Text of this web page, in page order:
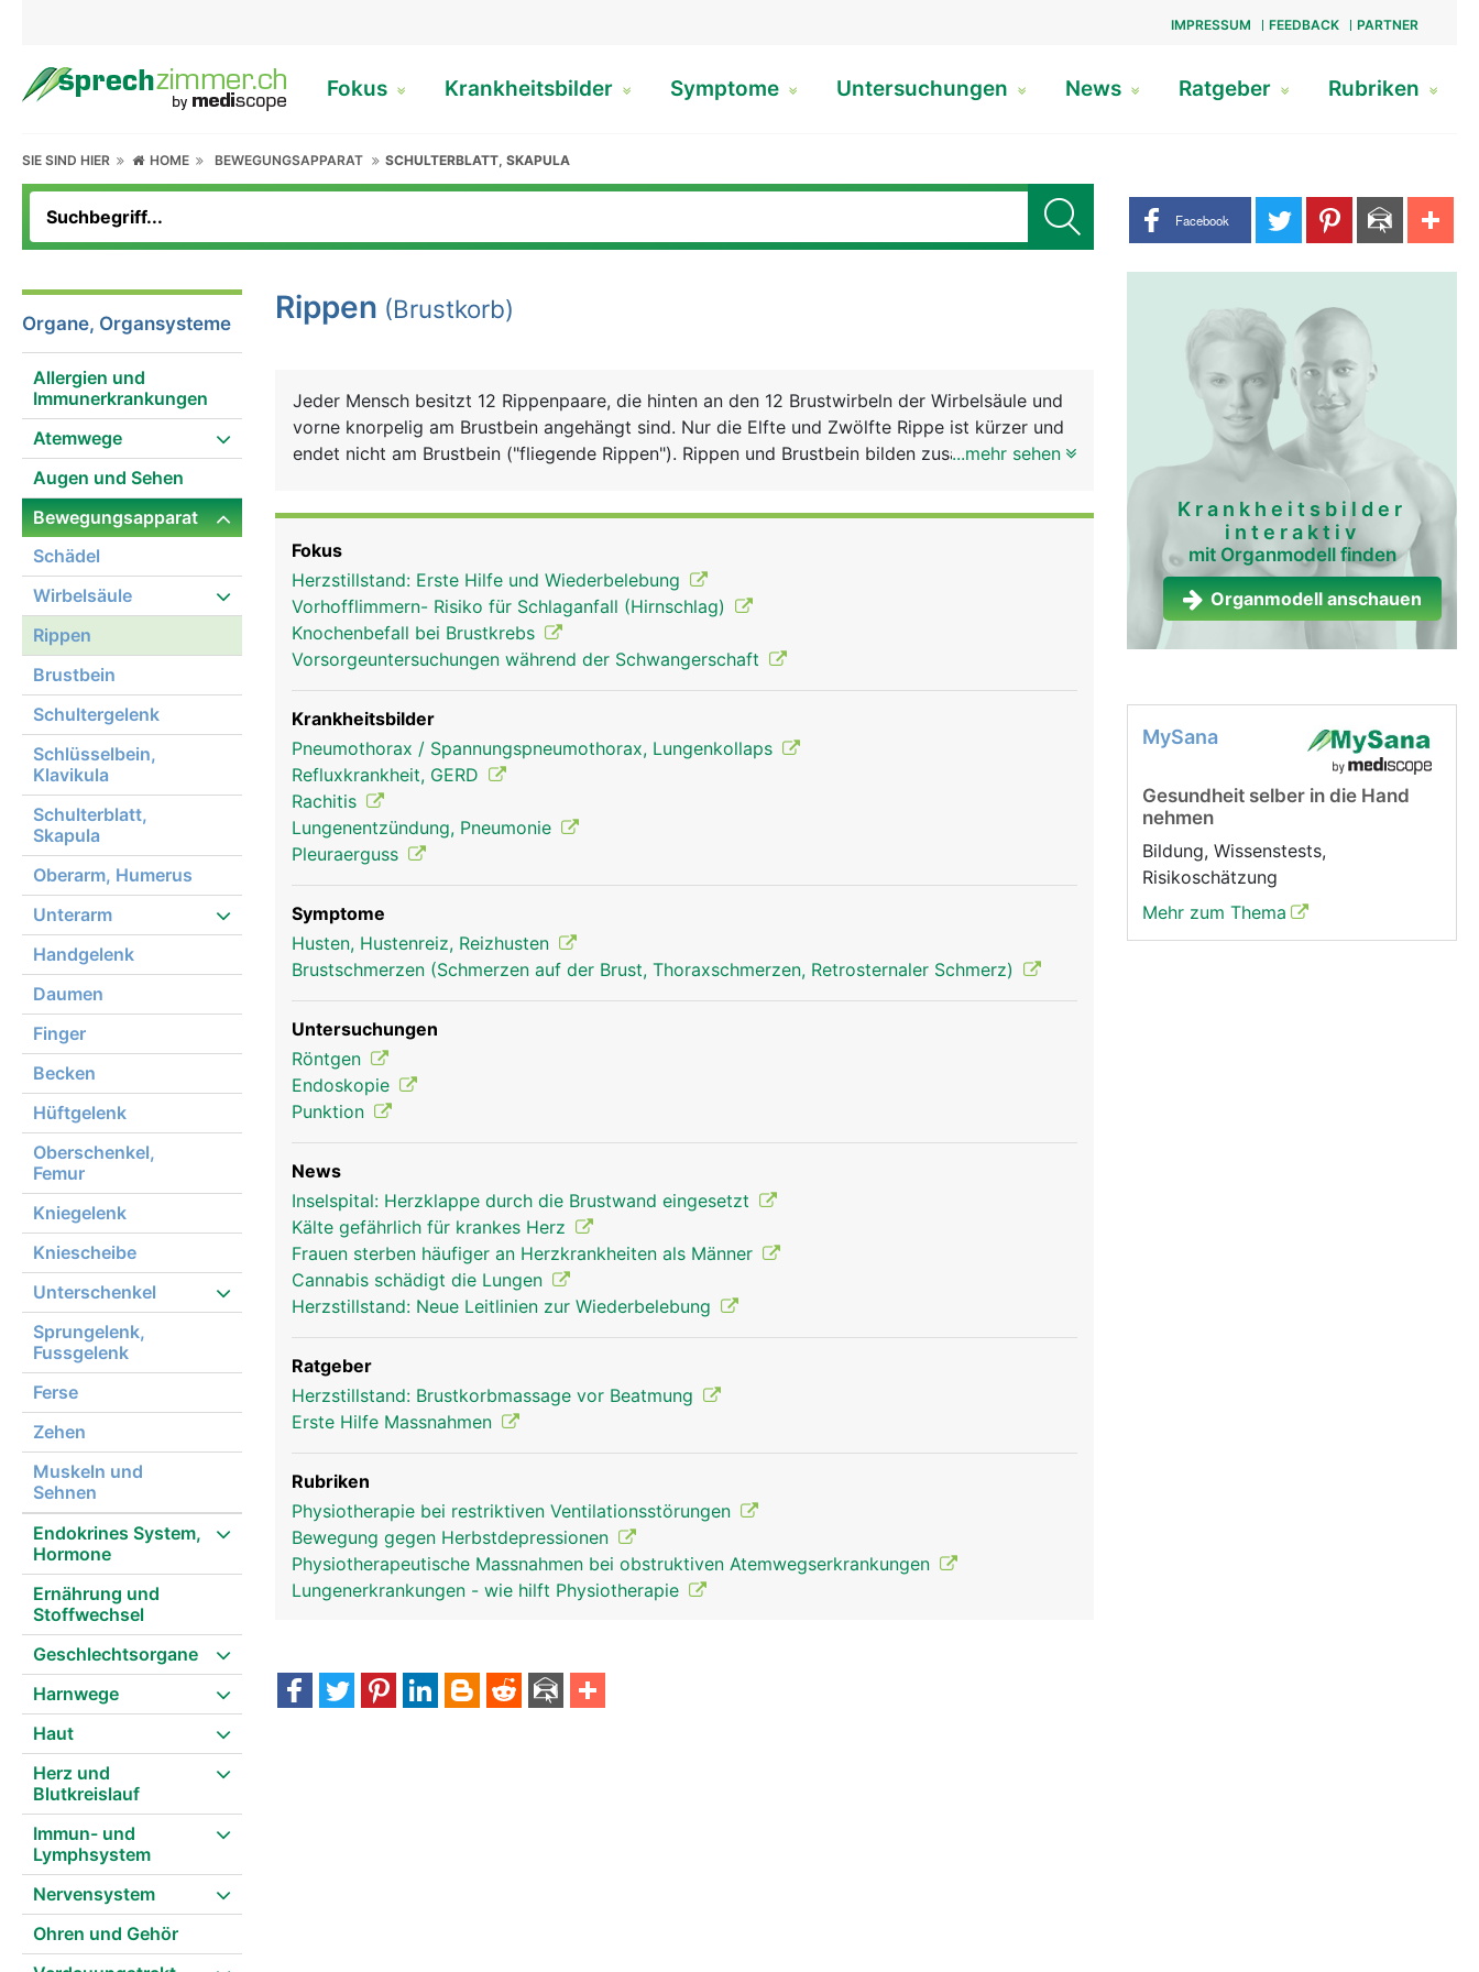
IMPRESSUM FEEDBACK PARTNER
Fokus Krankheitsbilder Symptome Untersuchungen News Ratgeber Rubriken
SIE SIND HIER HOME BEWEGUNGSAPPARAT SCHULTERBLATT, SKAPULA
Share buttons
Facebook
Organe, Organsysteme
Allergien und
Immunerkrankungen
Atemwege
Augen und Sehen
Bewegungsapparat
Schädel
Wirbelsäule
Rippen
Brustbein
Schultergelenk
Schlüsselbein,
Klavikula
Schulterblatt,
Skapula
Oberarm, Humerus
Unterarm
Handgelenk
Daumen
Finger
Becken
Hüftgelenk
Oberschenkel,
Femur
Kniegelenk
Kniescheibe
Unterschenkel
Sprungelenk,
Fussgelenk
Ferse
Zehen
Muskeln und
Sehnen
Endokrines System,
Hormone
Ernährung und
Stoffwechsel
Geschlechtsorgane
Harnwege
Haut
Herz und
Blutkreislauf
Immun- und
Lymphsystem
Nervensystem
Ohren und Gehör
Rippen (Brustkorb)
Jeder Mensch besitzt 12 Rippenpaare, die hinten an den 12 Brustwirbeln der Wirbelsäule und
vorne knorpelig am Brustbein angehängt sind. Nur die Elfte und Zwölfte Rippe ist kürzer und
endet nicht am Brustbein ("fliegende Rippen"). Rippen und Brustbein bilden zusammen den
...mehr sehen
Fokus
Herzstillstand: Erste Hilfe und Wiederbelebung
Vorhofflimmern- Risiko für Schlaganfall (Hirnschlag)
Knochenbefall bei Brustkrebs
Vorsorgeuntersuchungen während der Schwangerschaft
Krankheitsbilder
Pneumothorax / Spannungspneumothorax, Lungenkollaps
Refluxkrankheit, GERD
Rachitis
Lungenentzündung, Pneumonie
Pleuraerguss
Symptome
Husten, Hustenreiz, Reizhusten
Brustschmerzen (Schmerzen auf der Brust, Thoraxschmerzen, Retrosternaler Schmerz)
Untersuchungen
Röntgen
Endoskopie
Punktion
News
Inselspital: Herzklappe durch die Brustwand eingesetzt
Kälte gefährlich für krankes Herz
Frauen sterben häufiger an Herzkrankheiten als Männer
Cannabis schädigt die Lungen
Herzstillstand: Neue Leitlinien zur Wiederbelebung
Ratgeber
Herzstillstand: Brustkorbmassage vor Beatmung
Erste Hilfe Massnahmen
Rubriken
Physiotherapie bei restriktiven Ventilationsstörungen
Bewegung gegen Herbstdepressionen
Physiotherapeutische Massnahmen bei obstruktiven Atemwegserkrankungen
Lungenerkrankungen - wie hilft Physiotherapie
Krankheitsbilder
interaktiv
mit Organmodell finden
Organmodell anschauen
MySana
Gesundheit selber in die Hand
nehmen
Bildung, Wissenstests,
Risikoschätzung
Mehr zum Thema